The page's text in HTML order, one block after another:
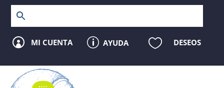
 MI CUENTA p AYUDA  DESEOS